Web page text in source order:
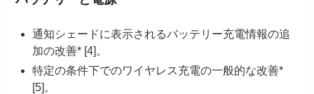
通知シェードに表示されるバッテリー充電情報の追
加の改善* [4]。
特定の条件下でのワイヤレス充電の一般的な改善*
[5]。